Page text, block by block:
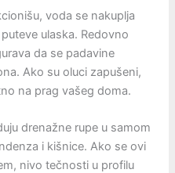
voda se nakuplja
ulaska. Redovno
da se padavine
Ako su oluci zapušeni,
na prag vašeg doma.
drenažne rupe u samom
i kišnice. Ako se ovi
nivo tečnosti u profilu